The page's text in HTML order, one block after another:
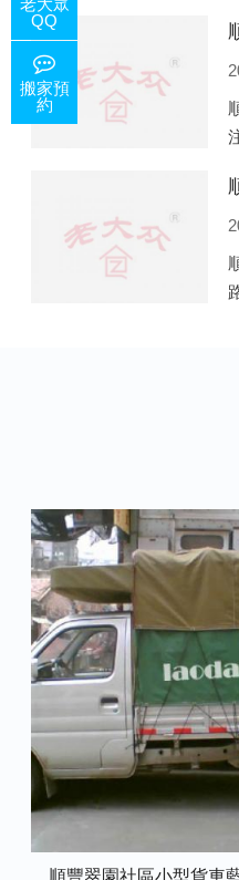
順豐翠園社區小型貨車
老大眾
QQ
搬家預
約